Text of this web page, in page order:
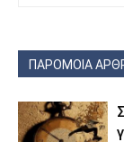
ΠΑΡΟΜΟΙΑ